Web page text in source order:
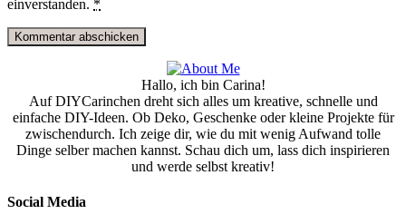
einverstanden. *
Hallo, ich bin Carina!
Auf DIYCarinchen dreht sich alles um kreative, schnelle und
einfache DIY-Ideen. Ob Deko, Geschenke oder kleine Projekte für
zwischendurch. Ich zeige dir, wie du mit wenig Aufwand tolle
Dinge selber machen kannst. Schau dich um, lass dich inspirieren
und werde selbst kreativ!
Social Media